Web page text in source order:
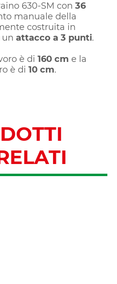
630-SM con 36
manuale della
costruita in
un attacco a 3 punti.
è di 160 cm e la
è di 10 cm.